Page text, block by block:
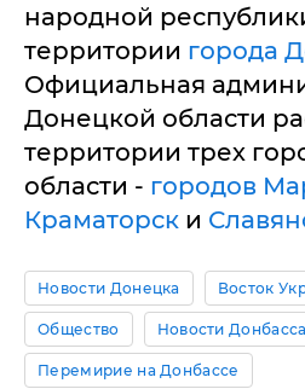
народной
территории города
Официальная
Донецкой области
территории трех
области - городов
Краматорск и
Новости Донецка Восток
Общество Новости Донбасса
Перемирие на Донбассе